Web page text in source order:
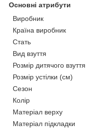
Основні атрибути
Виробник
Країна виробник
Стать
Вид взуття
Розмір дитячого взуття
Розмір устілки (см)
Сезон
Колір
Матеріал верху
Матеріал підкладки